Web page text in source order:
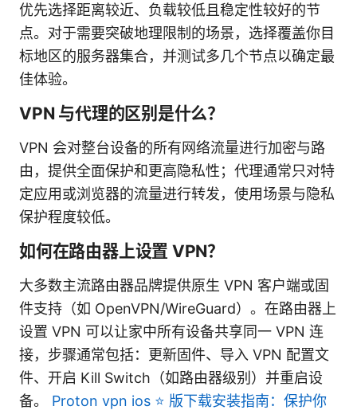
优先选择距离较近、负载较低且稳定性较好的节
点。对于需要突破地理限制的场景，选择覆盖你目
标地区的服务器集合，并测试多几个节点以确定最
佳体验。
VPN 与代理的区别是什么？
VPN 会对整台设备的所有网络流量进行加密与路
由，提供全面保护和更高隐私性；代理通常只对特
定应用或浏览器的流量进行转发，使用场景与隐私
保护程度较低。
如何在路由器上设置 VPN？
大多数主流路由器品牌提供原生 VPN 客户端或固
件支持（如 OpenVPN/WireGuard）。在路由器上
设置 VPN 可以让家中所有设备共享同一 VPN 连
接，步骤通常包括：更新固件、导入 VPN 配置文
件、开启 Kill Switch（如路由器级别）并重启设
备。 Proton vpn ios ⭐ 版下载安装指南：保护你